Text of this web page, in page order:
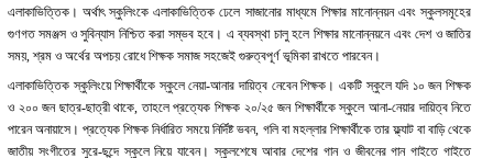
এলাকাভিত্তিক। অর্থাৎ স্কুলিংকে এলাকাভিত্তিক ঢেলে সাজানোর মাধ্যমে শিক্ষার মানোন্নয়ন এবং স্কুলসমূহের
গুণগত সমঞ্জস ও সুবিন্যাস নিশ্চিত করা সম্ভব হবে। এ ব্যবস্থা চালু হলে শিক্ষার মানোন্নয়নে এবং দেশ ও জাতির
সময়, শ্রম ও অর্থের অপচয় রোধে শিক্ষক সমাজ সহজেই গুরুত্বপূর্ণ ভূমিকা রাখতে পারবেন।
এলাকাভিত্তিক স্কুলিংয়ে শিক্ষার্থীকে স্কুলে নেয়া-আনার দায়িত্ব নেবেন শিক্ষক। একটি স্কুলে যদি ১০ জন শিক্ষক
ও ২০০ জন ছাত্র-ছাত্রী থাকে, তাহলে প্রত্যেক শিক্ষক ২০/২৫ জন শিক্ষার্থীকে স্কুলে আনা-নেয়ার দায়িত্ব নিতে
পারেন অনায়াসে। প্রত্যেক শিক্ষক নির্ধারিত সময়ে নির্দিষ্ট ভবন, গলি বা মহল্লার শিক্ষার্থীকে তার ফ্ল্যাট বা বাড়ি থেকে
জাতীয় সংগীতের সুরে-ছন্দে স্কুলে নিয়ে যাবেন। স্কুলশেষে আবার দেশের গান ও জীবনের গান গাইতে গাইতে